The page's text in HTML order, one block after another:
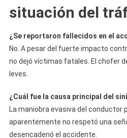
situación del
¿Se reportaron fallecidos en el
No. A pesar del fuerte impacto
no dejó víctimas fatales. El chofer
leves.
¿Cuál fue la causa principal del
La maniobra evasiva del conductor
aparentemente no respetó una
desencadenó el accidente.